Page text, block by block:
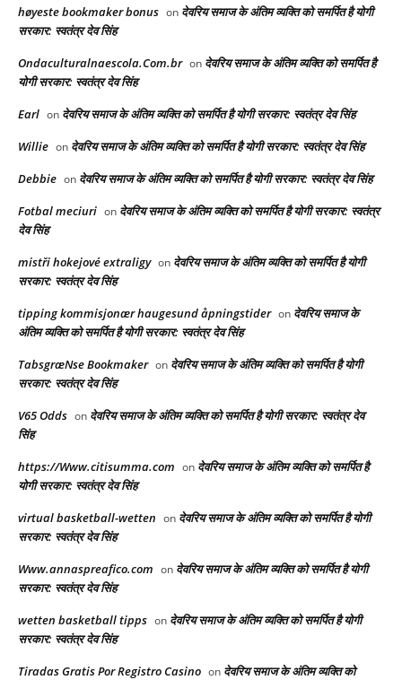
høyeste bookmaker bonus on देवरिय समाज के अंतिम व्यक्ति को समर्पित है योगी
सरकार: स्वतंत्र देव सिंह
Ondaculturalnaescola.Com.br on देवरिय समाज के अंतिम व्यक्ति को समर्पित है
योगी सरकार: स्वतंत्र देव सिंह
Earl on देवरिय समाज के अंतिम व्यक्ति को समर्पित है योगी सरकार: स्वतंत्र देव सिंह
Willie on देवरिय समाज के अंतिम व्यक्ति को समर्पित है योगी सरकार: स्वतंत्र देव सिंह
Debbie on देवरिय समाज के अंतिम व्यक्ति को समर्पित है योगी सरकार: स्वतंत्र देव सिंह
Fotbal meciuri on देवरिय समाज के अंतिम व्यक्ति को समर्पित है योगी सरकार: स्वतंत्र
देव सिंह
mistři hokejové extraligy on देवरिय समाज के अंतिम व्यक्ति को समर्पित है योगी
सरकार: स्वतंत्र देव सिंह
tipping kommisjonær haugesund åpningstider on देवरिय समाज के
अंतिम व्यक्ति को समर्पित है योगी सरकार: स्वतंत्र देव सिंह
TabsgræNse Bookmaker on देवरिय समाज के अंतिम व्यक्ति को समर्पित है योगी
सरकार: स्वतंत्र देव सिंह
V65 Odds on देवरिय समाज के अंतिम व्यक्ति को समर्पित है योगी सरकार: स्वतंत्र देव
सिंह
https://Www.citisumma.com on देवरिय समाज के अंतिम व्यक्ति को समर्पित है
योगी सरकार: स्वतंत्र देव सिंह
virtual basketball-wetten on देवरिय समाज के अंतिम व्यक्ति को समर्पित है योगी
सरकार: स्वतंत्र देव सिंह
Www.annaspreafico.com on देवरिय समाज के अंतिम व्यक्ति को समर्पित है योगी
सरकार: स्वतंत्र देव सिंह
wetten basketball tipps on देवरिय समाज के अंतिम व्यक्ति को समर्पित है योगी
सरकार: स्वतंत्र देव सिंह
Tiradas Gratis Por Registro Casino on देवरिय समाज के अंतिम व्यक्ति को